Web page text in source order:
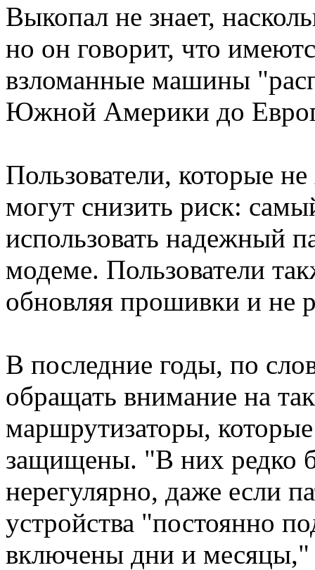
Выкопал не знает,
но он говорит, что
взломанные машины
Южной Америки до
Пользователи, которые
могут снизить риск:
использовать надежный
модеме. Пользователи
обновляя прошивки и не
В последние годы, по
обращать внимание на
маршрутизаторы,
защищены. "В них редко
нерегулярно, даже если
устройства "постоянно
включены дни и месяцы,"